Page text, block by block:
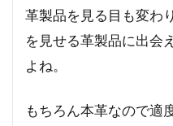
革製品を見る目も変わ
を見せる革製品に出会
よね。
もちろん本革なので適